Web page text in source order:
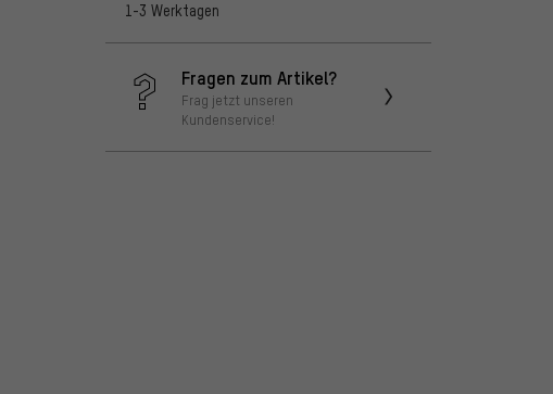
1-3 Werktagen
Fragen zum Artikel?
Frag jetzt unseren
Kundenservice!